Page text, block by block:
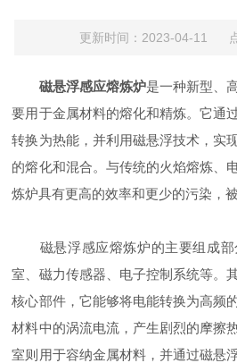
更新时间：2023-04-11
磁悬浮感应熔炼炉是一种新型、
要用于金属材料的熔化和精炼。它通
转换为热能，并利用磁悬浮技术，实
的熔化和混合。与传统的火焰熔炼、
炼炉具有更高的效率和更少的污染，被
磁悬浮感应熔炼炉的主要组成部
室、磁力传感器、电子控制系统等。
核心部件，它能够将电能转换为高频
材料中的涡流电流，产生剧烈的摩擦
室则用于容纳金属材料，并通过磁悬